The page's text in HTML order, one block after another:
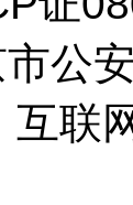
公
互联